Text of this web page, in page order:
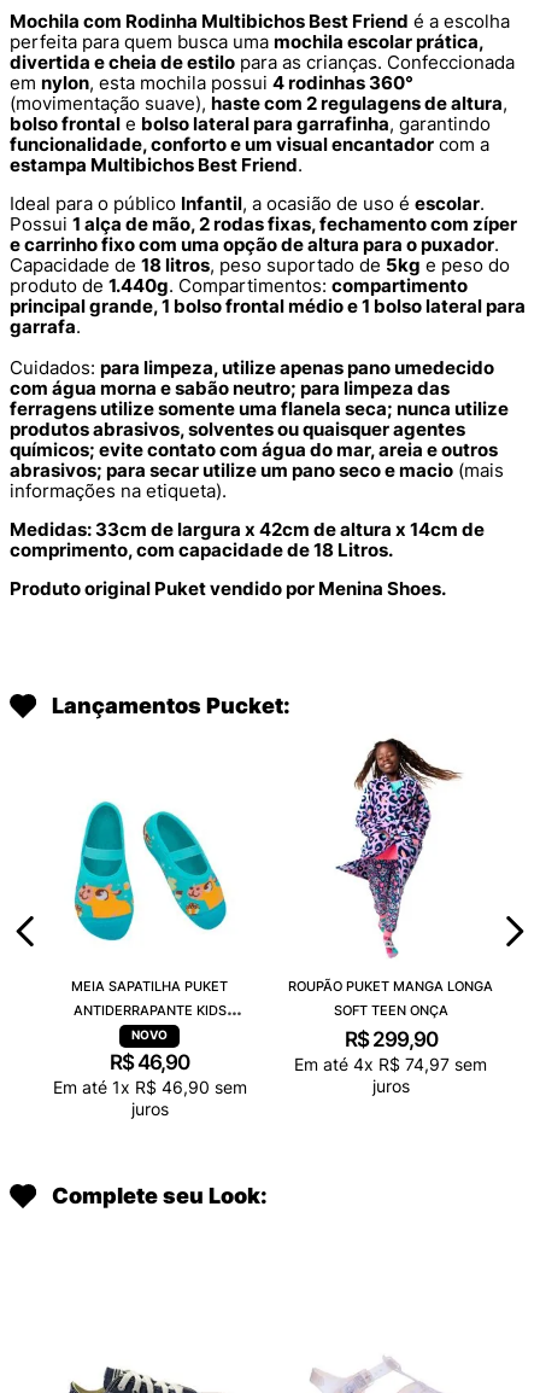
Mochila com Rodinha Multibichos Best Friend é a escolha
perfeita para quem busca uma mochila escolar prática,
divertida e cheia de estilo para as crianças. Confeccionada
em nylon, esta mochila possui 4 rodinhas 360°
(movimentação suave), haste com 2 regulagens de altura,
bolso frontal e bolso lateral para garrafinha, garantindo
funcionalidade, conforto e um visual encantador com a
estampa Multibichos Best Friend.
Ideal para o público Infantil, a ocasião de uso é escolar.
Possui 1 alça de mão, 2 rodas fixas, fechamento com zíper
e carrinho fixo com uma opção de altura para o puxador.
Capacidade de 18 litros, peso suportado de 5kg e peso do
produto de 1.440g. Compartimentos: compartimento
principal grande, 1 bolso frontal médio e 1 bolso lateral para
garrafa.
Cuidados: para limpeza, utilize apenas pano umedecido
com água morna e sabão neutro; para limpeza das
ferragens utilize somente uma flanela seca; nunca utilize
produtos abrasivos, solventes ou quaisquer agentes
químicos; evite contato com água do mar, areia e outros
abrasivos; para secar utilize um pano seco e macio (mais
informações na etiqueta).
Medidas: 33cm de largura x 42cm de altura x 14cm de
comprimento, com capacidade de 18 Litros.
Produto original Puket vendido por Menina Shoes.
Lançamentos Pucket:
MEIA SAPATILHA PUKET
ANTIDERRAPANTE KIDS
CAPIVARA CHOCOLATE
R$46,90
Em até 1x R$ 46,90 sem
juros
ROUPÃO PUKET MANGA LONGA
SOFT TEEN ONÇA
R$ 299,90
Em até 4x R$ 74,97 sem
juros
Complete seu Look: